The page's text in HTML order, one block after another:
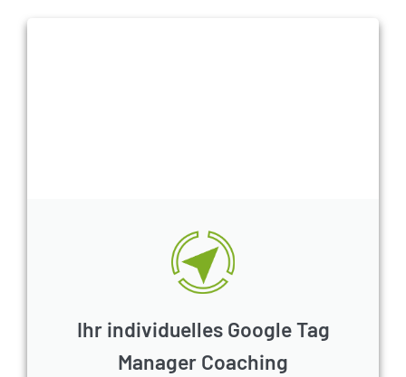
Ihr individuelles Google Tag
Manager Coaching